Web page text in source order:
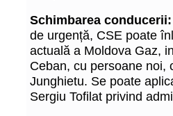
Schimbarea conducerii:
de urgență, CSE poate
actuală a Moldova Gaz,
Ceban, cu persoane noi,
Junghietu. Se poate
Sergiu Tofilat privind